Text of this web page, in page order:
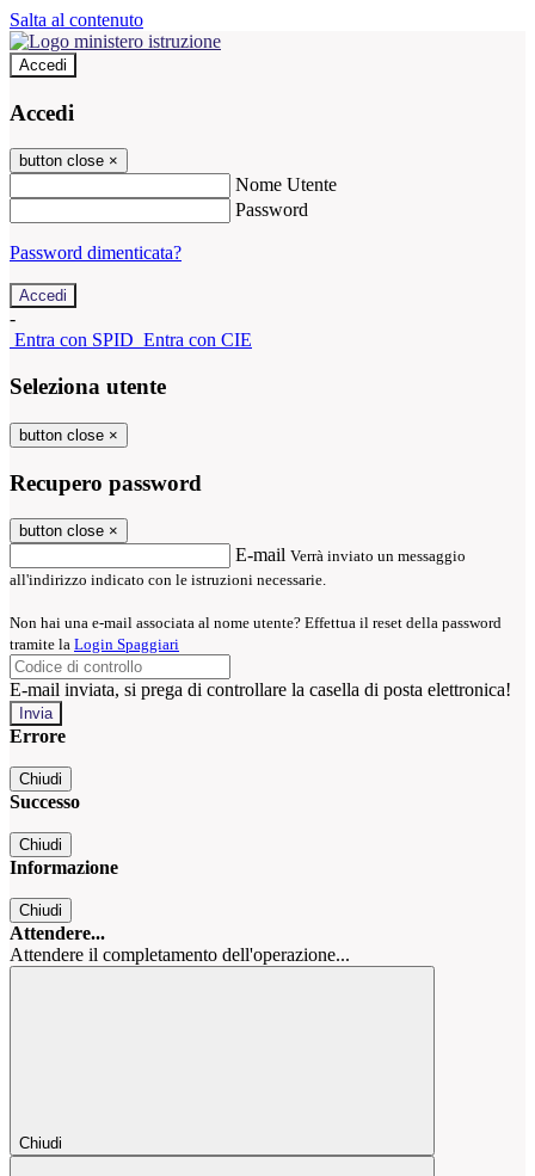
Salta al contenuto
Accedi
Accedi
button close ×
Nome Utente
Password
Password dimenticata?
-
Entra con SPID Entra con CIE
Seleziona utente
button close ×
Recupero password
button close ×
E-mail Verrà inviato un messaggio
all'indirizzo indicato con le istruzioni necessarie.
Non hai una e-mail associata al nome utente? Effettua il reset della password
tramite la Login Spaggiari
E-mail inviata, si prega di controllare la casella di posta elettronica!
Errore
Chiudi
Successo
Chiudi
Informazione
Chiudi
Attendere...
Attendere il completamento dell'operazione...
Chiudi